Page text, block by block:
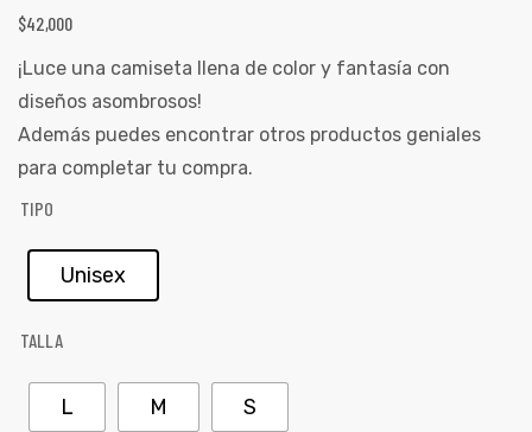
SIGUENOS EN REDES
y más.
$42,000
¡Luce una camiseta llena de color y fantasía con
diseños asombrosos!
Además puedes encontrar otros productos geniales
para completar tu compra.
TIPO
Unisex
TALLA
L M S
tu